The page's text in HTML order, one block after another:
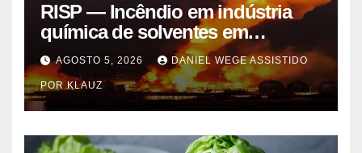
RISP — Incêndio em indústria
química de solventes em
Itaquaquecetuba/SP
(UNIQUIMA/Quema)
AGOSTO 5, 2026 DANIEL WEGE ASSISTIDO
POR KLAUZ